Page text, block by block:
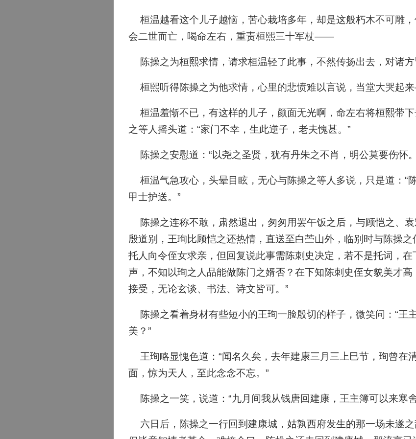
桓温越看这个儿子越恼，苦心栽培多年，却是这般朽木不可雕
会二世而亡，喝命左右，重责桓熙三十军杖——
陈操之为桓熙求情，请求桓温轻了此事，不然传扬出去，对诸方
桓熙听得陈操之为他求情，心里的悲愤难以言说，当堂大哭起
桓温羞惭不已，有这样的儿子，颜面无光啊，命左右将桓熙带
之等人摇头道：“家门不幸，生此逆子，老夫愧甚。”
陈操之安慰道：“以尧之圣贤，犹有丹朱之不肖，明公莫要伤怀
桓温气急攻心，头晕目眩，无心与陈操之等人多说，只是道：“
甲士护送。”
陈操之连称不敢，肃然退出，匆匆用罢午饭之后，与顾恺之、
殷道别，王珣比顾恺之还热情，直送至白苎山外，临别时与陈操之
托人向令侄女求亲，但回复说此事需陈刺史决定，若不是托词，
声，不知以珣之人品能做陈门之婿否？在下知陈刺史侄女貌美才
接受，无论玄谈、书法、诗文皆可。”
陈操之看着身材有些短小的王珣一脸殷切的样子，微笑问：“王
美？”
王珣略显愧色道：“闻名久矣，去年建康三月三上巳节，珣曾在
面，惊为天人，至此念念不忘。”
陈操之一笑，说道：“九月间我从钱唐回建康，王主簿可以来寒舍
六日后，陈操之一行回到建康城，姑孰西府发生的那一场未遂之